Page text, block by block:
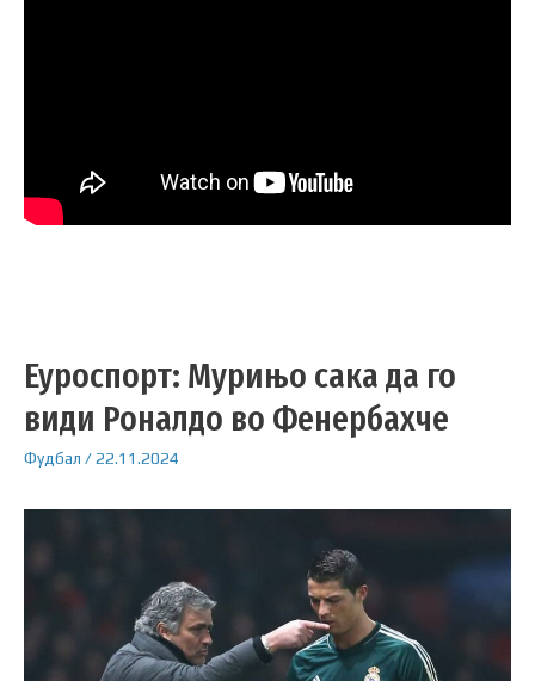
Еуроспорт: Мурињо сака да го
види Роналдо во Фенербахче
Фудбал /22.11.2024